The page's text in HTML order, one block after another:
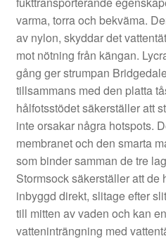
varma, torra och bekväma.
av nylon, skyddar det
mot nötning från kängan.
gång ger strumpan
tillsammans med den platta
hålfotsstödet säkerställer att
inte orsakar några hotspots.
membranet och den smarta
som binder samman de tre
Stormsock säkerställer att de
inbyggd direkt, slitage efter
till mitten av vaden och kan
vatteninträngning med